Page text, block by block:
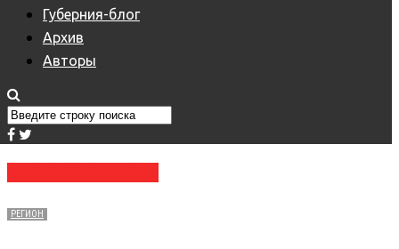
Губерния-блог
Архив
Авторы
РЕГИОН